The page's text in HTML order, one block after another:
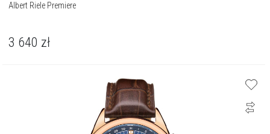
Albert Riele Premiere
3 640 zł